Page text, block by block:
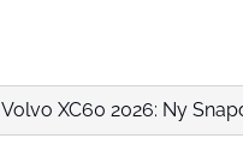
Volvo XC60 2026: Ny